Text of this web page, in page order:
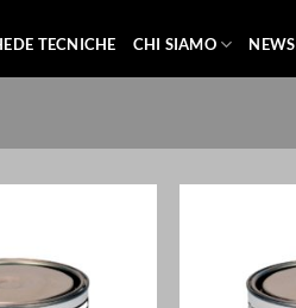
TECNICHE CHI SIAMO NEWS